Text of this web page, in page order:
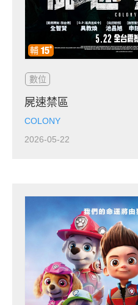
數位
屍速禁區
COLONY
2026-05-22